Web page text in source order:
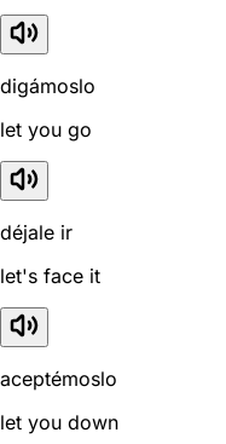
digámoslo
let you go
déjale ir
let's face it
aceptémoslo
let you down